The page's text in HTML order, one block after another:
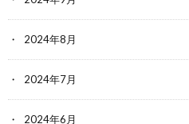
2024年8月
2024年7月
2024年6月